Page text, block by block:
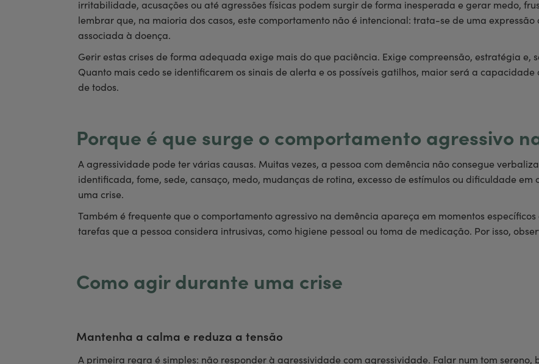
irritabilidade, acusações ou até agressões físicas podem surgir de forma inesperada e gerar medo,
lembrar que, na maioria dos casos, este comportamento não é intencional: trata-se de uma
associada à doença.
Gerir estas crises de forma adequada exige mais do que paciência. Exige compreensão, estratégia e,
Quanto mais cedo se identificarem os sinais de alerta e os possíveis gatilhos, maior será a
de todos.
Porque é que surge o comportamento agressivo
A agressividade pode ter várias causas. Muitas vezes, a pessoa com demência não consegue
identificada, fome, sede, cansaço, medo, mudanças de rotina, excesso de estímulos ou dificuldade
uma crise.
Também é frequente que o comportamento agressivo na demência apareça em momentos
tarefas que a pessoa considera intrusivas, como higiene pessoal ou toma de medicação. Por isso,
Como agir durante uma crise
Mantenha a calma e reduza a tensão
A primeira regra é simples: não responder à agressividade com agressividade. Falar num tom